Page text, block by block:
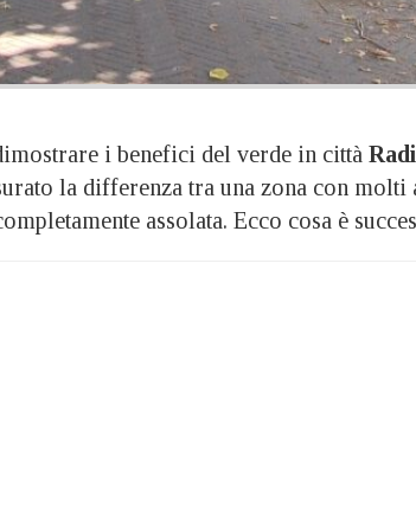
i benefici del verde in città
la differenza tra una zona con molti
assolata. Ecco cosa è